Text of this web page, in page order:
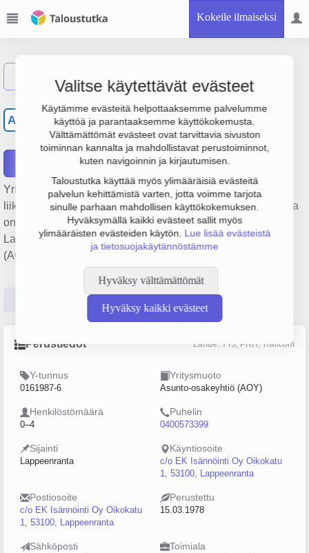
Kokeile ilmaiseksi
Valitse käytettävät evästeet
Käytämme evästeitä helpottaaksemme palvelumme
käyttöä ja parantaaksemme käyttökokemusta.
Välttämättömät evästeet ovat tarvittavia sivuston
toiminnan kannalta ja mahdollistavat perustoiminnot,
kuten navigoinnin ja kirjautumisen.
Taloustutka käyttää myös ylimääräisiä evästeitä
palvelun kehittämistä varten, jotta voimme tarjota
sinulle parhaan mahdollisen käyttökokemuksen.
Hyväksymällä kaikki evästeet sallit myös
ylimääräisten evästeiden käytön. Lue lisää evästeistä
ja tietosuojakäytännöstämme
Hyväksy välttämättömät
Hyväksy kaikki evästeet
AL
Asunto Oy Lappeenrannan
Mäntylän vuokratalo
Yrityksen Asunto Oy Lappeenrannan Mäntylän vuokratalo
liikevaihto on 321 000 € ja tulos -344 000 €. Sen päätoimiala
on Asuntojen vuokraus, perustamisvuosi 1978 ja sijainti
Lappeenranta. Yrityksen yhtiömuoto Asunto-osakeyhtiö
(AOY).
Päättäjätiedot
Perustiedot Lähde: YTJ, PRH, Traficom
Y-tunnus
0161987-6
Yritysmuoto
Asunto-osakeyhtiö (AOY)
Henkilöstömäärä
0–4
Puhelin
0400573399
Sijainti
Lappeenranta
Käyntiosoite
c/o EK Isännöinti Oy Oikokatu
1, 53100, Lappeenranta
Postiosoite
c/o EK Isännöinti Oy Oikokatu
1, 53100, Lappeenranta
Perustettu
15.03.1978
Sähköposti Toimiala